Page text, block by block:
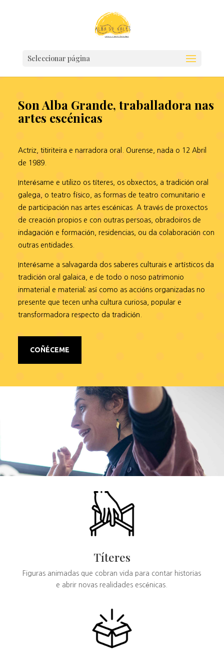
Seleccionar página
Son Alba Grande, traballadora nas
artes escénicas
Actriz, titiriteira e narradora oral. Ourense, nada o 12 Abril
de 1989.
Interésame e utilizo os títeres, os obxectos, a tradición oral
galega, o teatro físico, as formas de teatro comunitario e
de participación nas artes escénicas. A través de proxectos
de creación propios e con outras persoas, obradoiros de
indagación e formación, residencias, ou da colaboración con
outras entidades.
Interésame a salvagarda dos saberes culturais e artísticos da
tradición oral galaica, e de todo o noso patrimonio
inmaterial e material; así como as accións organizadas no
presente que tecen unha cultura curiosa, popular e
transformadora respecto da tradición.
COÑÉCEME
Títeres
Figuras animadas que cobran vida para contar historias
e abrir novas realidades escénicas.